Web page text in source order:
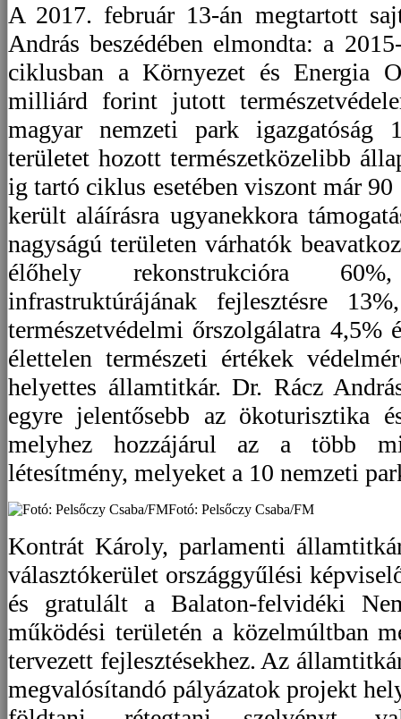
A 2017. február 13-án megtartott
András beszédében elmondta: a
ciklusban a Környezet és Energia
milliárd forint jutott
magyar nemzeti park igazgatóság
területet hozott természetközelibb
ig tartó ciklus esetében viszont már 90
került aláírásra ugyanekkora
nagyságú területen várhatók
élőhely rekonstrukcióra
infrastruktúrájának fejlesztésre
természetvédelmi őrszolgálatra 4,5%
élettelen természeti értékek
helyettes államtitkár. Dr. Rácz
egyre jelentősebb az ökoturisztika
melyhez hozzájárul az a több
létesítmény, melyeket a 10 nemzeti
Fotó: Pelsőczy Csaba/FM
Kontrát Károly, parlamenti
választókerület országgyűlési
és gratulált a Balaton-felvidéki
működési területén a közelmúltban
tervezett fejlesztésekhez. Az
megvalósítandó pályázatok projekt